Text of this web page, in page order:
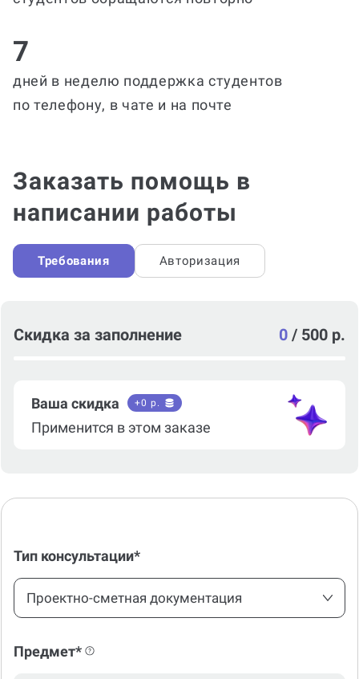
7
дней в неделю поддержка студентов
по телефону, в чате и на почте
Заказать помощь в
написании работы
Требования Авторизация
Скидка за заполнение 0 / 500 р.
Ваша скидка +0 р.
Применится в этом заказе
Тип консультации*
Проектно-сметная документация
Предмет*